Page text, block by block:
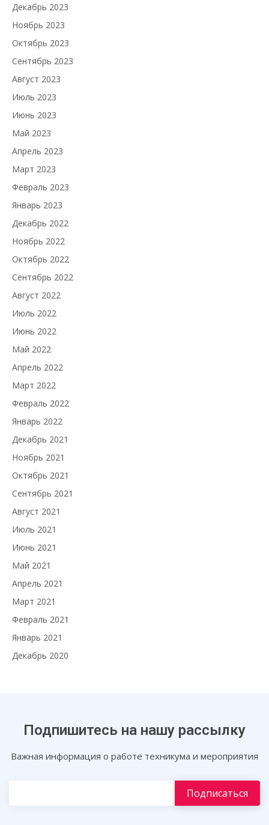
Декабрь 2023
Ноябрь 2023
Октябрь 2023
Сентябрь 2023
Август 2023
Июль 2023
Июнь 2023
Май 2023
Апрель 2023
Март 2023
Февраль 2023
Январь 2023
Декабрь 2022
Ноябрь 2022
Октябрь 2022
Сентябрь 2022
Август 2022
Июль 2022
Июнь 2022
Май 2022
Апрель 2022
Март 2022
Февраль 2022
Январь 2022
Декабрь 2021
Ноябрь 2021
Октябрь 2021
Сентябрь 2021
Август 2021
Июль 2021
Июнь 2021
Май 2021
Апрель 2021
Март 2021
Февраль 2021
Январь 2021
Декабрь 2020
Подпишитесь на нашу рассылку
Важная информация о работе техникума и мероприятия